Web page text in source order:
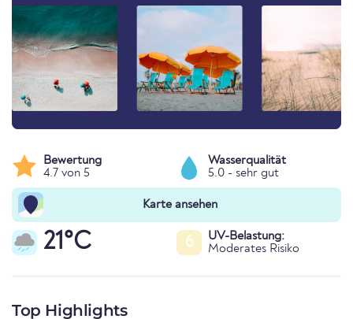
Bewertung
4.7 von 5
Wasserqualität
5.0 - sehr gut
Karte ansehen
21°C 6
UV-Belastung:
Moderates Risiko
Top Highlights